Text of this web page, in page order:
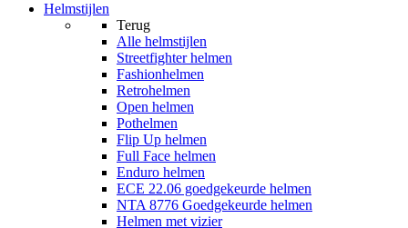
Helmstijlen
Terug
Alle helmstijlen
Streetfighter helmen
Fashionhelmen
Retrohelmen
Open helmen
Pothelmen
Flip Up helmen
Full Face helmen
Enduro helmen
ECE 22.06 goedgekeurde helmen
NTA 8776 Goedgekeurde helmen
Helmen met vizier